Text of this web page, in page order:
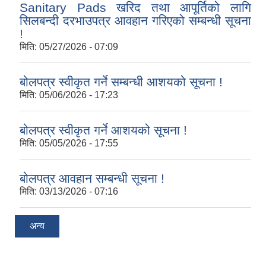
Sanitary Pads खरिद तथा आपूर्तिको लागि
सिलबन्दी दरभाउपत्र आवहान गरिएको सम्बन्धी सूचना
!
मिति: 05/27/2026 - 07:09
बोलपत्र स्वीकृत गर्ने सम्बन्धी आशयको सूचना !
मिति: 05/06/2026 - 17:23
बोलपत्र स्वीकृत गर्ने आशयको सूचना !
मिति: 05/05/2026 - 17:55
बोलपत्र आवहान सम्बन्धी सूचना !
मिति: 03/13/2026 - 07:16
अन्य